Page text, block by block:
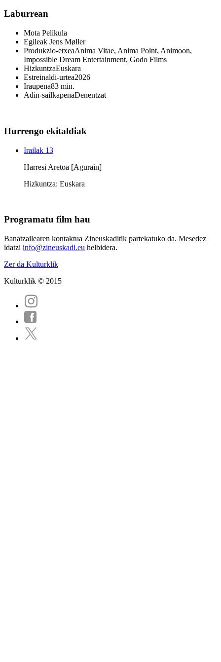
Laburrean
Mota Pelikula
Egileak Jens Møller
Produkzio-etxeaAnima Vitae, Anima Point, Animoon,
Impossible Dream Entertainment, Godo Films
HizkuntzaEuskara
Estreinaldi-urtea2026
Iraupena83 min.
Adin-sailkapenaDenentzat
Hurrengo ekitaldiak
Irailak 13
Harresi Aretoa [Agurain]
Hizkuntza: Euskara
Programatu film hau
Banatzailearen kontaktua Zineuskaditik partekatuko da. Mesedez
idatzi info@zineuskadi.eu helbidera.
Zer da Kulturklik
Kulturklik © 2015